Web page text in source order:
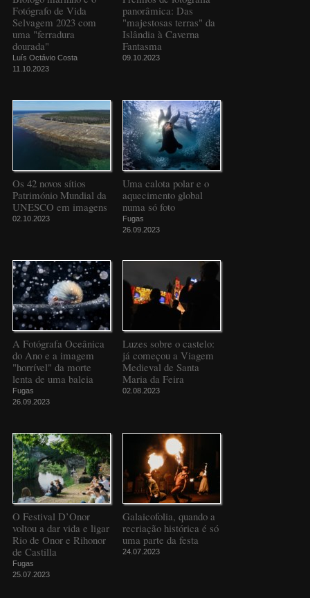
Fotógrafo de Vida
Selvagem 2023 com
uma "ferradura
dourada"
Luís Octávio Costa
11.10.2023
panorâmica: Das
"majestosas terras" da
Islândia à Caverna
Fantasma
09.10.2023
Os 42 novos sítios
Património Mundial da
UNESCO em imagens
02.10.2023
Uma calota polar e o
aquecimento global
numa só foto
Fugas
26.09.2023
A Fotógrafa Oceânica
do Ano e a imagem
"horrível" da morte
lenta de uma baleia
Fugas
26.09.2023
Luzes sobre o castelo:
já começou a Viagem
Medieval de Santa
Maria da Feira
02.08.2023
O Festival D’Onor
voltou a dar vida e ligar
Rio de Onor e Rihonor
de Castilla
Fugas
25.07.2023
Galaicofolia, quando a
recriação histórica é só
uma parte da festa
24.07.2023